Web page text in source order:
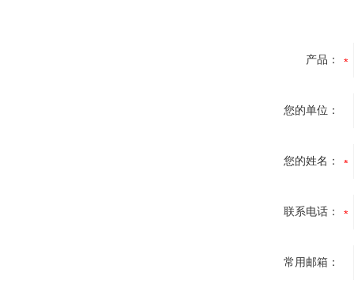
产品：
您的单位：
您的姓名：
联系电话：
常用邮箱：